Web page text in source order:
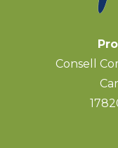
Consell